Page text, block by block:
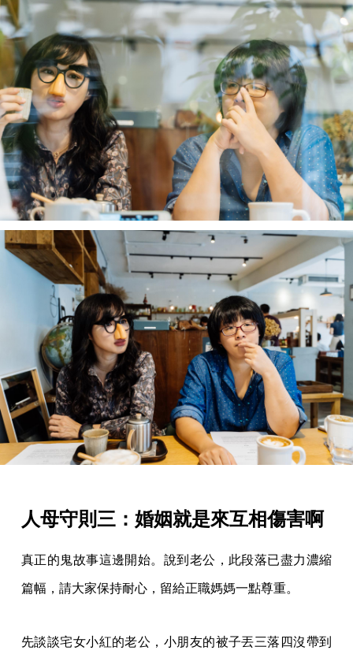
人母守則三：婚姻就是來互相傷害啊
真正的鬼故事這邊開始。說到老公，此段落已盡力濃縮
篇幅，請大家保持耐心，留給正職媽媽一點尊重。
先談談宅女小紅的老公，小朋友的被子丟三落四沒帶到